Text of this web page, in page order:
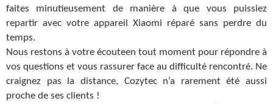
faites minutieusement de manière à que vous puissiez
repartir avec votre appareil Xiaomi réparé sans perdre du
temps.
Nous restons à votre écouteen tout moment pour répondre à
vos questions et vous rassurer face au difficulté rencontré. Ne
craignez pas la distance, Cozytec n’a rarement été aussi
proche de ses clients !